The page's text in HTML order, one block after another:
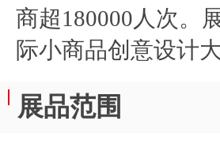
商超180000人次。
际小商品创意设计
展品范围